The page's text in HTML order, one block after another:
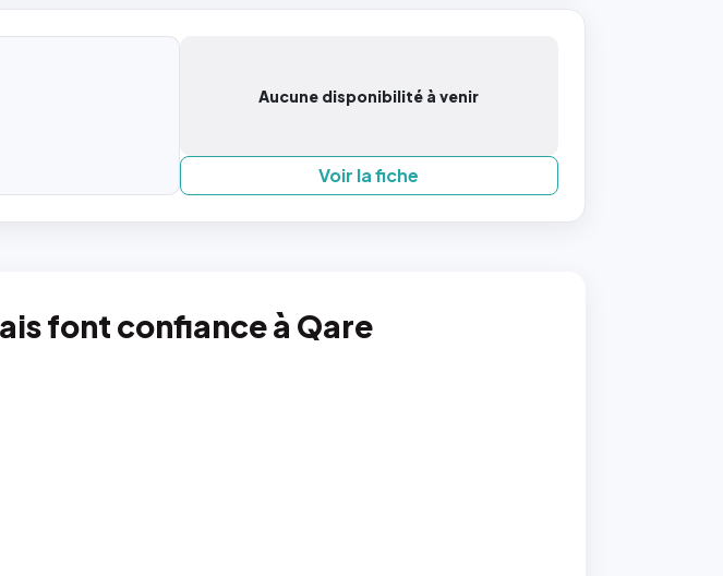
Aucune disponibilité à venir
Voir la fiche
font confiance à Qare